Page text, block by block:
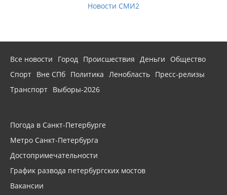
Новости СМИ2
Все новости Город Происшествия Деньги
Общество
Спорт Вне СПб Политика Ленобласть Пресс-релизы
Транспорт Выборы-2026
Погода в Санкт-Петербурге
Метро Санкт-Петербурга
Достопримечательности
График развода петербургских мостов
Вакансии